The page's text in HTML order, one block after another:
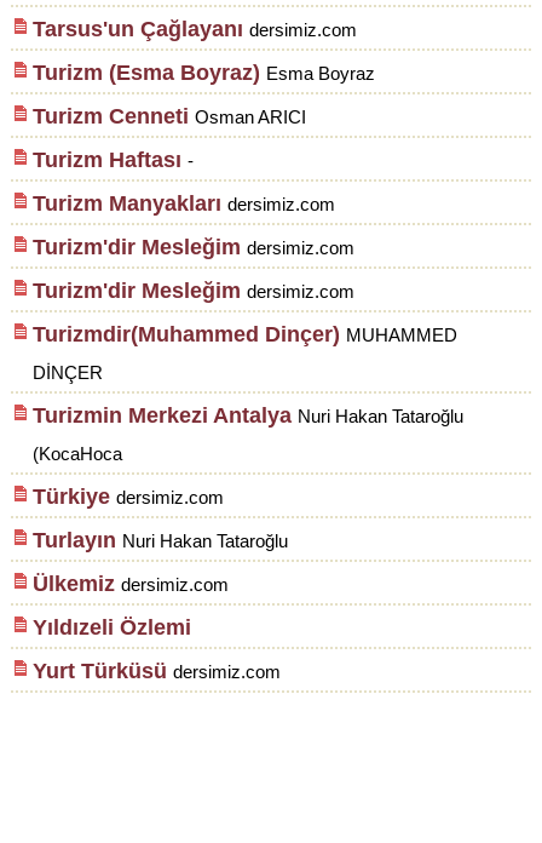
Tarsus'un Çağlayanı dersimiz.com
Turizm (Esma Boyraz) Esma Boyraz
Turizm Cenneti Osman ARICI
Turizm Haftası -
Turizm Manyakları dersimiz.com
Turizm'dir Mesleğim dersimiz.com
Turizm'dir Mesleğim dersimiz.com
Turizmdir(Muhammed Dinçer) MUHAMMED
DİNÇER
Turizmin Merkezi Antalya Nuri Hakan Tataroğlu
(KocaHoca
Türkiye dersimiz.com
Turlayın Nuri Hakan Tataroğlu
Ülkemiz dersimiz.com
Yıldızeli Özlemi
Yurt Türküsü dersimiz.com